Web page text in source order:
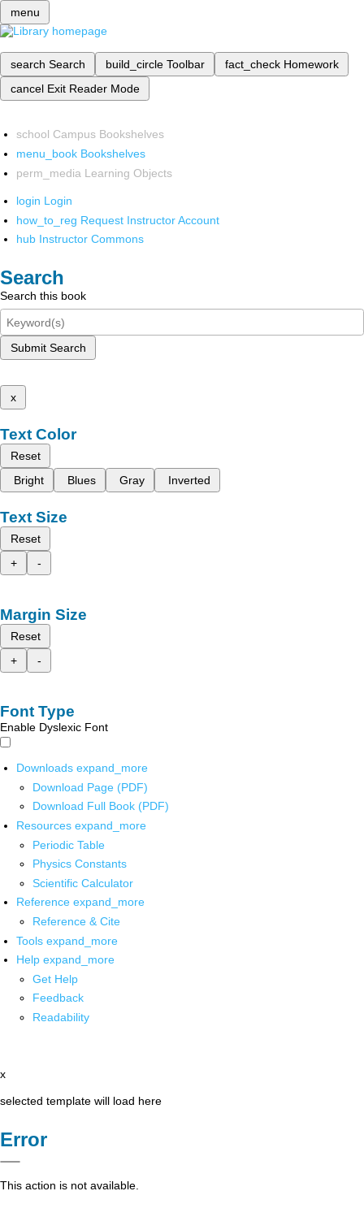
menu
search Search build_circle Toolbar fact_check Homework
cancel Exit Reader Mode
school Campus Bookshelves
menu_book Bookshelves
perm_media Learning Objects
login Login
how_to_reg Request Instructor Account
hub Instructor Commons
Search
Search this book
Submit Search
x
Text Color
Reset
Bright
Blues Gray Inverted
Text Size
Reset
+
-
Margin Size
Reset
+
-
Font Type
Enable Dyslexic Font
Downloads expand_more
Download Page (PDF)
Download Full Book (PDF)
Resources expand_more
Periodic Table
Physics Constants
Scientific Calculator
Reference expand_more
Reference & Cite
Tools expand_more
Help expand_more
Get Help
Feedback
Readability
x
selected template will load here
Error
This action is not available.